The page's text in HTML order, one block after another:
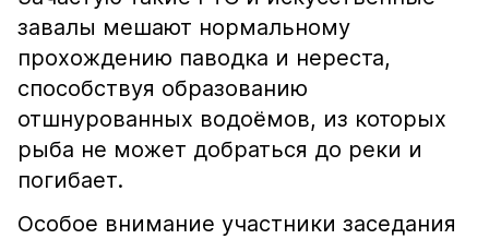
завалы мешают нормальному
прохождению паводка и нереста,
способствуя образованию
отшнурованных водоёмов, из которых
рыба не может добраться до реки и
погибает.
Особое внимание участники заседания